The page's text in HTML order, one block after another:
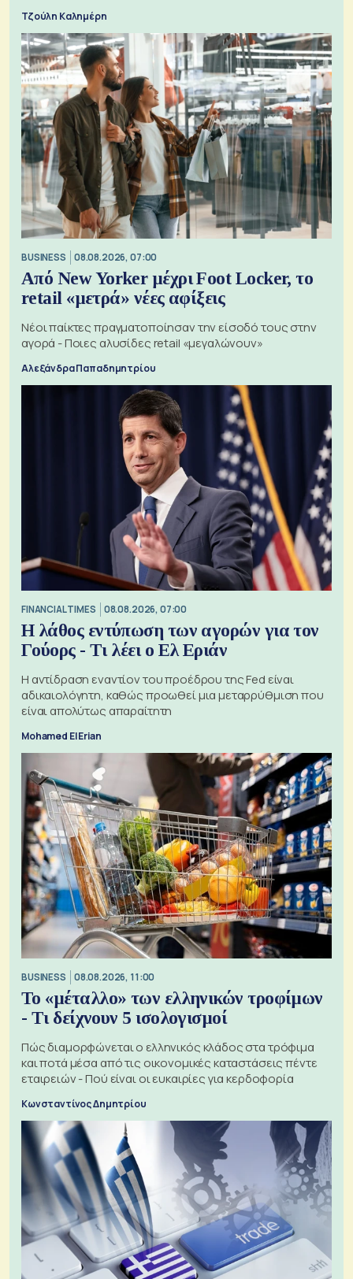
Τζούλη Καλημέρη
BUSINESS 08.08.2026, 07:00
Από New Yorker μέχρι Foot Locker, το
retail «μετρά» νέες αφίξεις
Νέοι παίκτες πραγματοποίησαν την είσοδό τους στην
αγορά - Ποιες αλυσίδες retail «μεγαλώνουν»
Αλεξάνδρα Παπαδημητρίου
FINANCIAL TIMES 08.08.2026, 07:00
Η λάθος εντύπωση των αγορών για τον
Γούορς - Τι λέει ο Ελ Εριάν
Η αντίδραση εναντίον του προέδρου της Fed είναι
αδικαιολόγητη, καθώς προωθεί μια μεταρρύθμιση που
είναι απολύτως απαραίτητη
Mohamed El Erian
BUSINESS 08.08.2026, 11:00
Το «μέταλλο» των ελληνικών τροφίμων
- Τι δείχνουν 5 ισολογισμοί
Πώς διαμορφώνεται ο ελληνικός κλάδος στα τρόφιμα
και ποτά μέσα από τις οικονομικές καταστάσεις πέντε
εταιρειών - Πού είναι οι ευκαιρίες για κερδοφορία
Κωνσταντίνος Δημητρίου